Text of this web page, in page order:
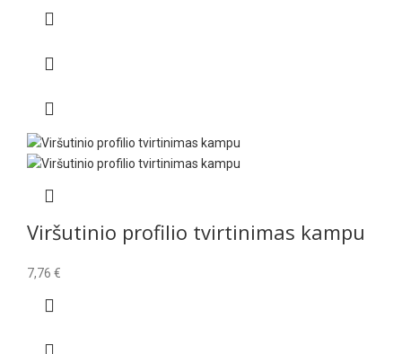
Viršutinio profilio tvirtinimas kampu
7,76 €